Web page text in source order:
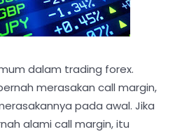
dalam trading forex.
merasakan call margin,
pada awal. Jika
alami call margin, itu